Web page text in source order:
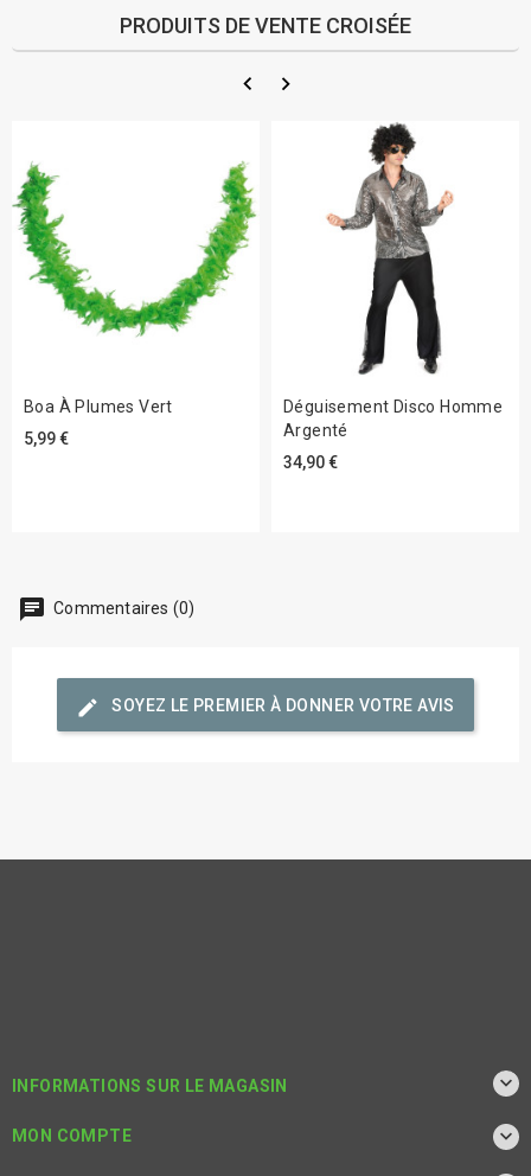
PRODUITS DE VENTE CROISÉE
Boa À Plumes Vert
5,99 €
Déguisement Disco Homme
Argenté
34,90 €
chat Commentaires (0)
edit SOYEZ LE PREMIER À DONNER VOTRE AVIS
INFORMATIONS SUR LE MAGASIN 
MON COMPTE 